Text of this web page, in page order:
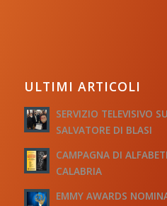
ULTIMI ARTICOLI
SERVIZIO TELEVISIVO
SALVATORE DI BLASI
CAMPAGNA DI
CALABRIA
EMMY AWARDS